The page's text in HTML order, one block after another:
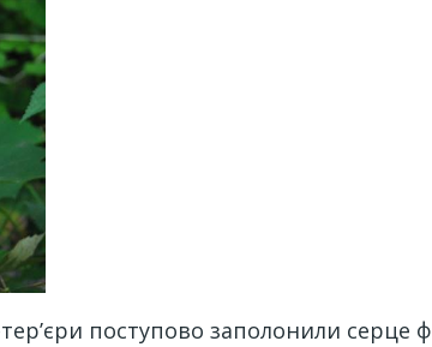
поступово заполонили серце